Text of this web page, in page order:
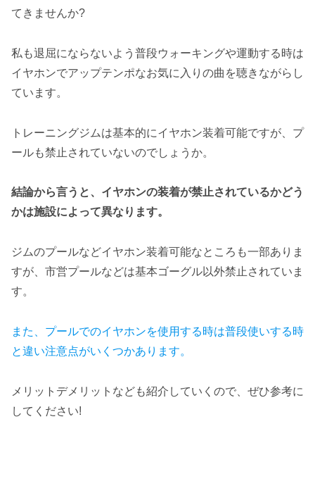
てきませんか?
私も退屈にならないよう普段ウォーキングや運動する時は
イヤホンでアップテンポなお気に入りの曲を聴きながらし
ています。
トレーニングジムは基本的にイヤホン装着可能ですが、プ
ールも禁止されていないのでしょうか。
結論から言うと、イヤホンの装着が禁止されているかどう
かは施設によって異なります。
ジムのプールなどイヤホン装着可能なところも一部ありま
すが、市営プールなどは基本ゴーグル以外禁止されていま
す。
また、プールでのイヤホンを使用する時は普段使いする時
と違い注意点がいくつかあります。
メリットデメリットなども紹介していくので、ぜひ参考に
してください!